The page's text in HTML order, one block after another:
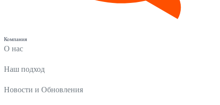
Компания
О нас
Наш подход
Новости и Обновления